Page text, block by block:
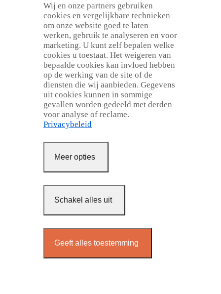
Wij en onze partners gebruiken
cookies en vergelijkbare technieken
om onze website goed te laten
werken, gebruik te analyseren en voor
marketing. U kunt zelf bepalen welke
cookies u toestaat. Het weigeren van
bepaalde cookies kan invloed hebben
op de werking van de site of de
diensten die wij aanbieden. Gegevens
uit cookies kunnen in sommige
gevallen worden gedeeld met derden
voor analyse of reclame.
Privacybeleid
Meer opties
Schakel alles uit
Geeft alles toestemming